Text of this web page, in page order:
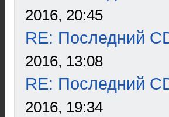
2016, 20:45
RE: Последний
2016, 13:08
RE: Последний
2016, 19:34